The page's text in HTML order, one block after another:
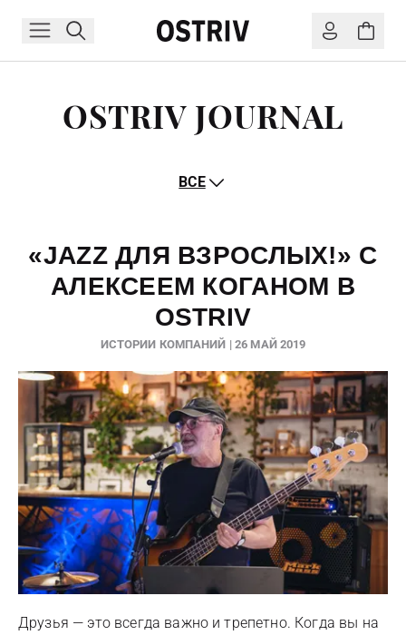
OSTRIV JOURNAL
ВСЕ
«JAZZ ДЛЯ ВЗРОСЛЫХ!» С
АЛЕКСЕЕМ КОГАНОМ В
OSTRIV
ИСТОРИИ КОМПАНИЙ | 26 МАЙ 2019
Друзья — это всегда важно и трепетно. Когда вы на